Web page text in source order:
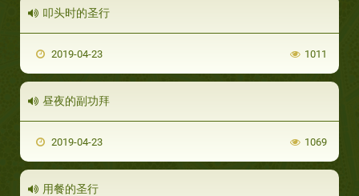
叩头时的圣行
2019-04-23 1011
昼夜的副功拜
2019-04-23 1069
用餐的圣行